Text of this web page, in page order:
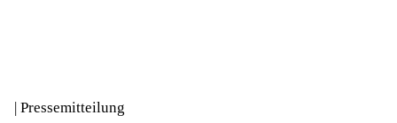
| Pressemitteilung